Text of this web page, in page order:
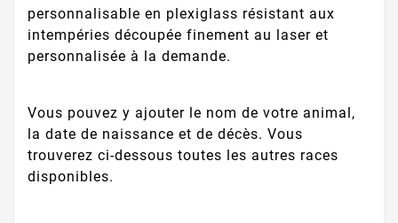
personnalisable en plexiglass résistant aux
intempéries découpée finement au laser et
personnalisée à la demande.
Vous pouvez y ajouter le nom de votre animal,
la date de naissance et de décès. Vous
trouverez ci-dessous toutes les autres races
disponibles.